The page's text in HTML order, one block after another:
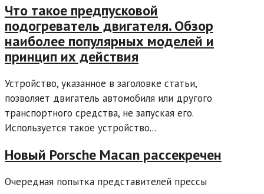
Что такое предпусковой
подогреватель двигателя. Обзор
наиболее популярных моделей и
принцип их действия
Устройство, указанное в заголовке статьи,
позволяет двигатель автомобиля или другого
транспортного средства, не запуская его.
Используется такое устройство...
Новый Porsche Macan рассекречен
Очередная попытка представителей прессы